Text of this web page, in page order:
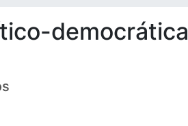
democrática